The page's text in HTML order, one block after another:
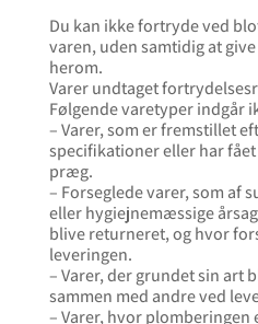
Du kan ikke fortryde ved
varen, uden samtidig at
herom.
Varer undtaget
Følgende varetyper indgår
– Varer, som er fremstillet
specifikationer eller har
præg.
– Forseglede varer, som af
eller hygiejnemæssige
blive returneret, og hvor
leveringen.
– Varer, der grundet sin art
sammen med andre ved
– Varer, hvor plomberingen